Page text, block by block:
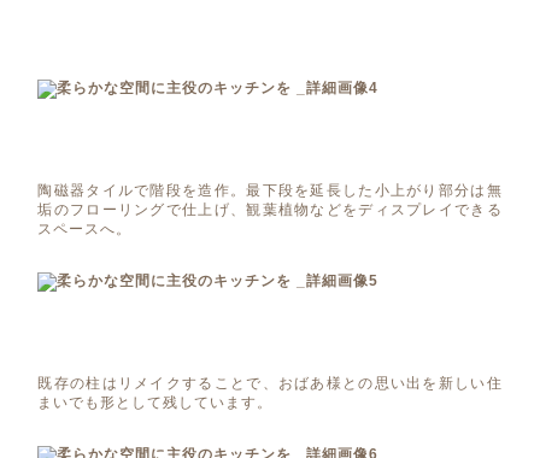
陶磁器タイルで階段を造作。最下段を延長した小上がり部分は無
垢のフローリングで仕上げ、観葉植物などをディスプレイできる
スペースへ。
既存の柱はリメイクすることで、おばあ様との思い出を新しい住
まいでも形として残しています。